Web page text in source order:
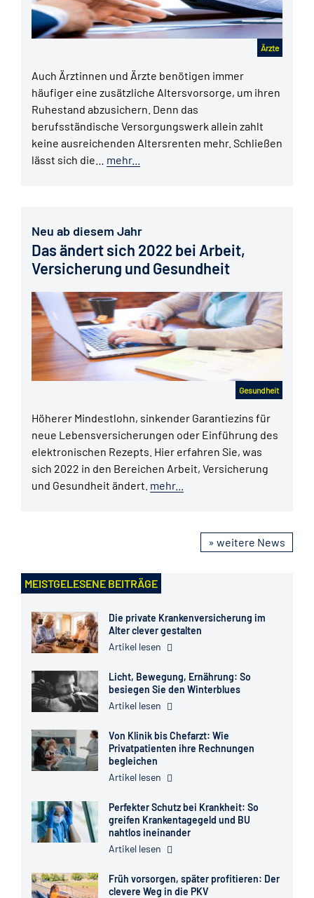
Ärzte
Auch Ärztinnen und Ärzte benötigen immer
häufiger eine zusätzliche Altersvorsorge, um ihren
Ruhestand abzusichern. Denn das
berufsständische Versorgungswerk allein zahlt
keine ausreichenden Altersrenten mehr. Schließen
lässt sich die… mehr...
Neu ab diesem Jahr
Das ändert sich 2022 bei Arbeit,
Versicherung und Gesundheit
Gesundheit
Höherer Mindestlohn, sinkender Garantiezins für
neue Lebensversicherungen oder Einführung des
elektronischen Rezepts. Hier erfahren Sie, was
sich 2022 in den Bereichen Arbeit, Versicherung
und Gesundheit ändert. mehr...
» weitere News
MEISTGELESENE BEITRÄGE
Die private Krankenversicherung im
Alter clever gestalten
Artikel lesen
Licht, Bewegung, Ernährung: So
besiegen Sie den Winterblues
Artikel lesen
Von Klinik bis Chefarzt: Wie
Privatpatienten ihre Rechnungen
begleichen
Artikel lesen
Perfekter Schutz bei Krankheit: So
greifen Krankentagegeld und BU
nahtlos ineinander
Artikel lesen
Früh vorsorgen, später profitieren: Der
clevere Weg in die PKV